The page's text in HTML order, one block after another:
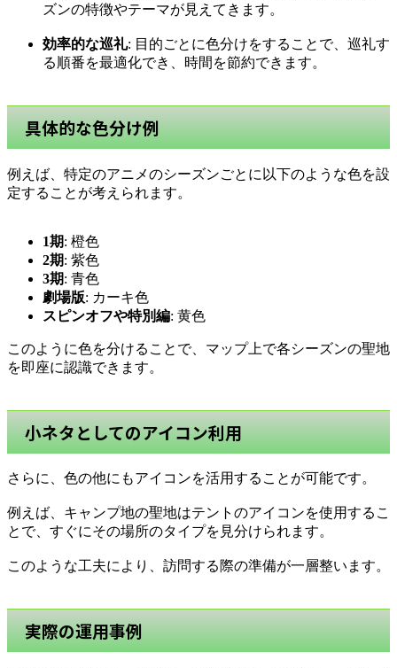
ズンの特徴やテーマが見えてきます。
効率的な巡礼: 目的ごとに色分けをすることで、巡礼す
る順番を最適化でき、時間を節約できます。
具体的な色分け例
例えば、特定のアニメのシーズンごとに以下のような色を設
定することが考えられます。
1期: 橙色
2期: 紫色
3期: 青色
劇場版: カーキ色
スピンオフや特別編: 黄色
このように色を分けることで、マップ上で各シーズンの聖地
を即座に認識できます。
小ネタとしてのアイコン利用
さらに、色の他にもアイコンを活用することが可能です。
例えば、キャンプ地の聖地はテントのアイコンを使用するこ
とで、すぐにその場所のタイプを見分けられます。
このような工夫により、訪問する際の準備が一層整います。
実際の運用事例